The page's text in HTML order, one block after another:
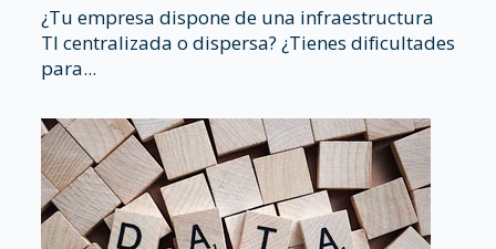
¿Tu empresa dispone de una infraestructura
TI centralizada o dispersa? ¿Tienes dificultades
para...